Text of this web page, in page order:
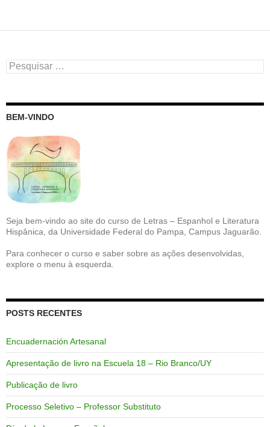
Pesquisar
por:
BEM-VINDO
Seja bem-vindo ao site do curso de Letras – Espanhol e Literatura
Hispânica, da Universidade Federal do Pampa, Campus Jaguarão.
Para conhecer o curso e saber sobre as ações desenvolvidas,
explore o menu à esquerda.
POSTS RECENTES
Encuadernación Artesanal
Apresentação de livro na Escuela 18 – Rio Branco/UY
Publicação de livro
Processo Seletivo – Professor Substituto